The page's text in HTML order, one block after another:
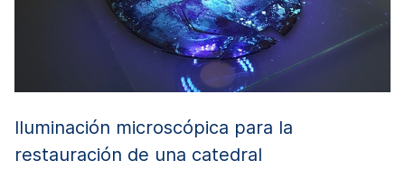
Iluminación microscópica para la
restauración de una catedral